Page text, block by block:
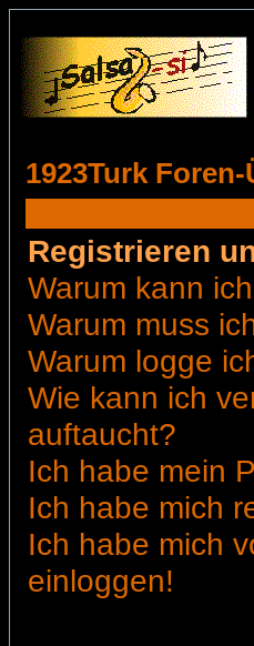
1923Turk
Registrieren
Warum kann
Warum muss
Warum logge
Wie kann ich
auftaucht?
Ich habe mein
Ich habe mich
Ich habe mich
einloggen!